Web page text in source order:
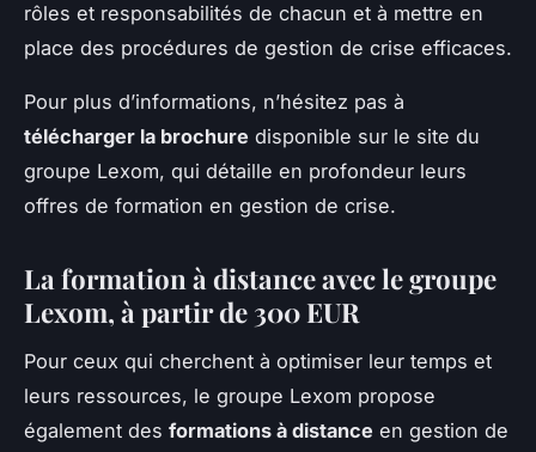
rôles et responsabilités de chacun et à mettre en
place des procédures de gestion de crise efficaces.
Pour plus d’informations, n’hésitez pas à
télécharger la brochure disponible sur le site du
groupe Lexom, qui détaille en profondeur leurs
offres de formation en gestion de crise.
La formation à distance avec le groupe
Lexom, à partir de 300 EUR
Pour ceux qui cherchent à optimiser leur temps et
leurs ressources, le groupe Lexom propose
également des formations à distance en gestion de